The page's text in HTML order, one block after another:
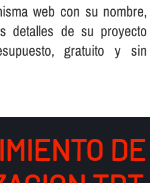
web con su nombre,
detalles de su proyecto
gratuito y sin
DE